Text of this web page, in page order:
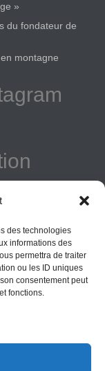
des technologies
informations des
permettra de traiter
ou les ID uniques
consentement peut
fonctions.
»
du fondateur de
montagne
indicatif et la
de suivre